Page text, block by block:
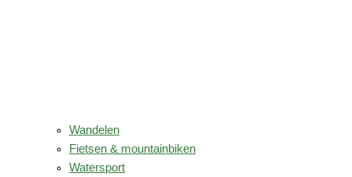
Wandelen
Fietsen & mountainbiken
Watersport